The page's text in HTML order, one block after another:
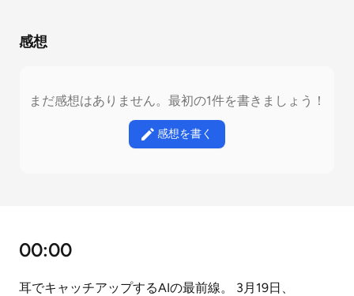
感想
まだ感想はありません。最初の1件を書きましょう！
感想を書く
00:00
耳でキャッチアップするAIの最前線。 3月19日、